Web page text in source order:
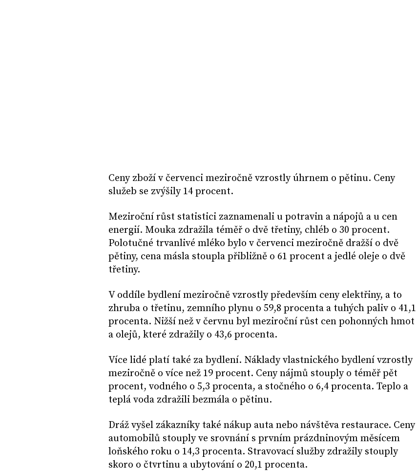
Ceny zboží v červenci meziročně vzrostly úhrnem o pětinu. Ceny
služeb se zvýšily 14 procent.
Meziroční růst statistici zaznamenali u potravin a nápojů a u cen
energií. Mouka zdražila téměř o dvě třetiny, chléb o 30 procent.
Polotučné trvanlivé mléko bylo v červenci meziročně dražší o dvě
pětiny, cena másla stoupla přibližně o 61 procent a jedlé oleje o dvě
třetiny.
V oddíle bydlení meziročně vzrostly především ceny elektřiny, a to
zhruba o třetinu, zemního plynu o 59,8 procenta a tuhých paliv o 41,1
procenta. Nižší než v červnu byl meziroční růst cen pohonných hmot
a olejů, které zdražily o 43,6 procenta.
Více lidé platí také za bydlení. Náklady vlastnického bydlení vzrostly
meziročně o více než 19 procent. Ceny nájmů stouply o téměř pět
procent, vodného o 5,3 procenta, a stočného o 6,4 procenta. Teplo a
teplá voda zdražili bezmála o pětinu.
Dráž vyšel zákazníky také nákup auta nebo návštěva restaurace. Ceny
automobilů stouply ve srovnání s prvním prázdninovým měsícem
loňského roku o 14,3 procenta. Stravovací služby zdražily stouply
skoro o čtvrtinu a ubytování o 20,1 procenta.